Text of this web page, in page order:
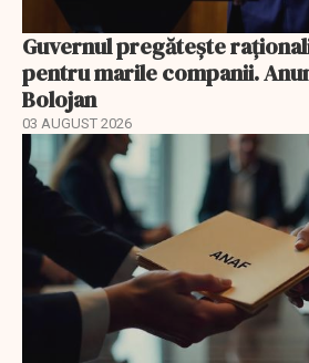
Guvernul pregătește
pentru marile companii.
Bolojan
03 AUGUST 2026